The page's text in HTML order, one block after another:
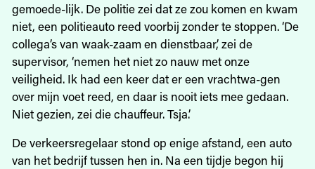
gemoede-lijk. De politie zei dat ze zou komen en kwam
niet, een politieauto reed voorbij zonder te stoppen. ‘De
collega’s van waak-zaam en dienstbaar,’ zei de
supervisor, ‘nemen het niet zo nauw met onze
veiligheid. Ik had een keer dat er een vrachtwa-gen
over mijn voet reed, en daar is nooit iets mee gedaan.
Niet gezien, zei die chauffeur. Tsja.’
De verkeersregelaar stond op enige afstand, een auto
van het bedrijf tussen hen in. Na een tijdje begon hij